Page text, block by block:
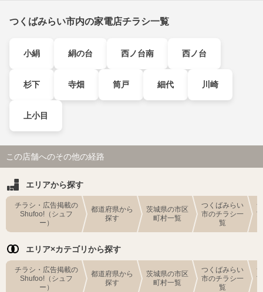
つくばみらい市内の家電店チラシ一覧
小絹 絹の台 西ノ台南 西ノ台
杉下 寺畑 筒戸 細代 川崎
上小目
この店舗へのその他の経路
エリアから探す
チラシ・広告掲載の
Shufoo!（シュフ
ー）
都道府県から
探す
茨城県の市区
町村一覧
つくばみらい
市のチラシ一
覧
エリア×カテゴリから探す
チラシ・広告掲載の
Shufoo!（シュフ
ー）
都道府県から
探す
茨城県の市区
町村一覧
つくばみらい
市のチラシ一
覧